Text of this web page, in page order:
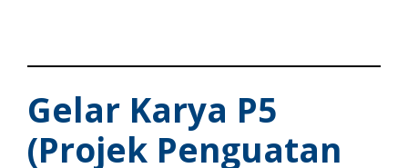
Gelar Karya P5
(Projek Penguatan